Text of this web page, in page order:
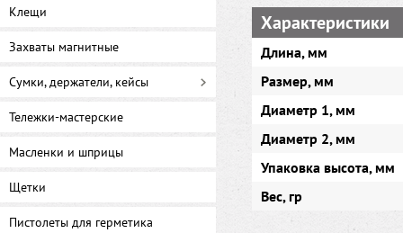
Клещи
Захваты магнитные
Сумки, держатели, кейсы
Тележки-мастерские
Масленки и шприцы
Щетки
Пистолеты для герметика
Характеристики
Длина, мм
Размер, мм
Диаметр 1, мм
Диаметр 2, мм
Упаковка высота, мм
Вес, гр